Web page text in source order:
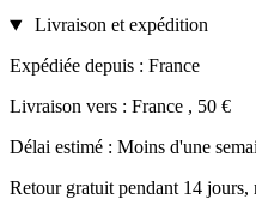
Livraison et expédition
Expédiée depuis : France
Livraison vers : France , 50 €
Délai estimé : Moins d'une
Retour gratuit pendant 14 jours,